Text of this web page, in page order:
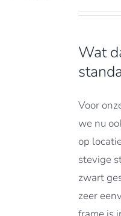
Wat
Voor
we nu
op
stevige
zwart
zeer